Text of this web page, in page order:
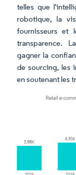
telles que
robotique, la
fournisseurs et
transparence.
gagner la
de sourcing, les
en soutenant les